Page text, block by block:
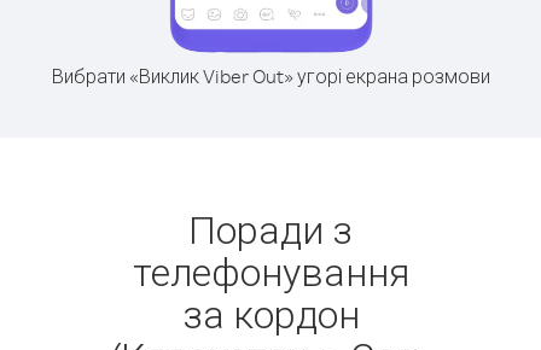
Вибрати «Виклик Viber Out» угорі екрана розмови
Поради з
телефонування
за кордон